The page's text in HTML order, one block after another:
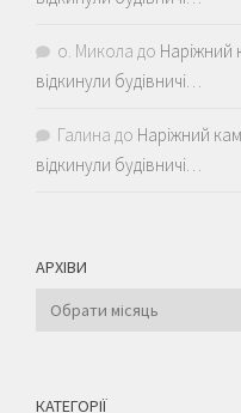
о. Микола до Наріжний
відкинули будівничі…
Галина до Наріжний
відкинули будівничі…
АРХІВИ
Архіви
КАТЕГОРІЇ